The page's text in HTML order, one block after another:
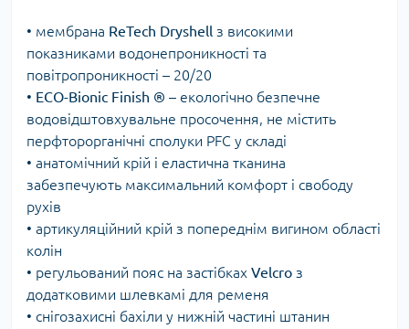
• мембрана ReTech Dryshell з високими
показниками водонепроникності та
повітропроникності – 20/20
• ECO-Bionic Finish ® – екологічно безпечне
водовідштовхувальне просочення, не містить
перфторорганічні сполуки PFC у складі
• анатомічний крій і еластична тканина
забезпечують максимальний комфорт і свободу
рухів
• артикуляційний крій з попереднім вигином області
колін
• регульований пояс на застібках Velcro з
додатковими шлевкамі для ременя
• снігозахисні бахіли у нижній частині штанин